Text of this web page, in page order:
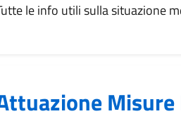
le info utili sulla situazione